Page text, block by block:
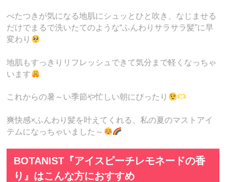
べたつきが気になる地肌にシュッとひと吹き、なじませる
だけでまるで洗いたてのような“ふんわりサラサラ髪”に早
変わり
地肌もすっきりリフレッシュできて気分まで軽くなっちゃ
います
これからの暑～い季節や忙しい朝にぴったり
爽快感×ふんわり髪を叶えてくれる、私の夏のマストアイ
テムになっちゃいました～
BOTANIST『アイスピーチレモネードの香
り』はこんな方におすすめ